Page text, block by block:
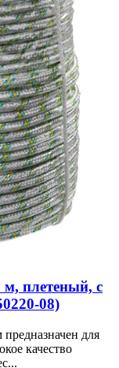
плетеный, с
08)
для
качество